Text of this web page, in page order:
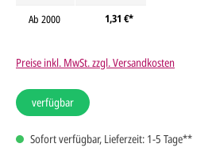
Ab 2000 1,31 €*
Preise inkl. MwSt. zzgl. Versandkosten
verfügbar
Sofort verfügbar, Lieferzeit: 1-5 Tage**